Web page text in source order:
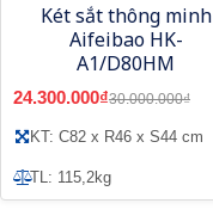
Két sắt thông minh
Aifeibao HK-
A1/D80HM
24.300.000₫30.000.000₫
KT: C82 x R46 x S44 cm
TL: 115,2kg